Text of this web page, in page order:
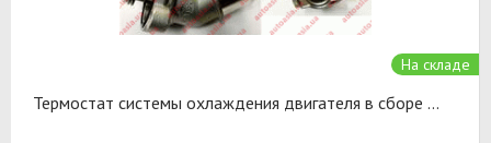
На складе
Термостат системы охлаждения двигателя в сборе ...